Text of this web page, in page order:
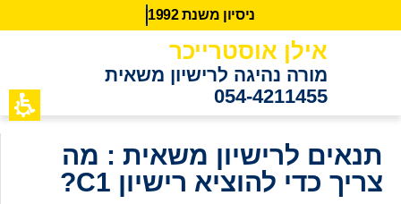
ניסיון משנת 2
9
9
1
אילן אוסטרייכר
מורה נהיגה לרישיון משאית
054-4211455
תנאים לרישיון משאית : מה
צריך כדי להוציא רישיון C1?